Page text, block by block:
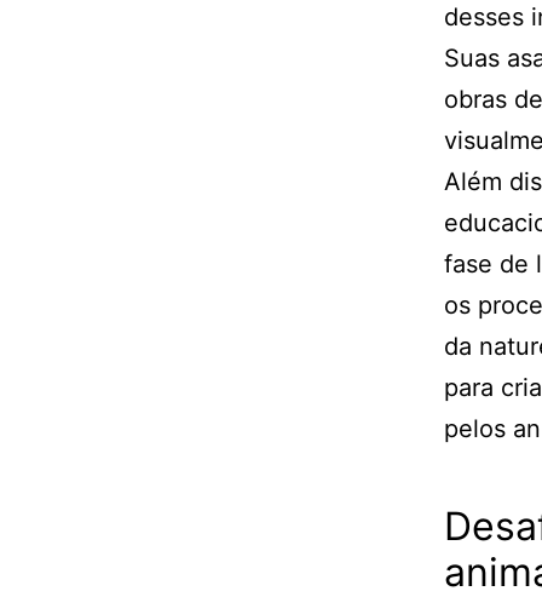
desses
Suas
obras
Além
fase de
os
da
para
pelos